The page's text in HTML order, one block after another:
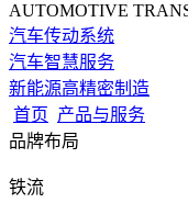
AUTOMOTIVE
汽车传动系统
汽车智慧服务
新能源高精密制造
首页 产品与服务
品牌布局
铁流